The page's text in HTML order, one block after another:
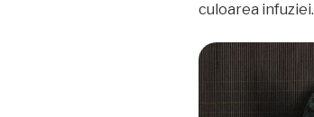
culoarea infuziei.